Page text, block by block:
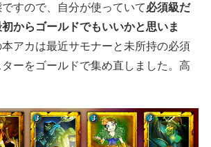
すので、自分が使っていて必須級だ
からゴールドでもいいかと思いま
アカは最近サモナーと未所持の必須
ーをゴールドで集め直しました。高